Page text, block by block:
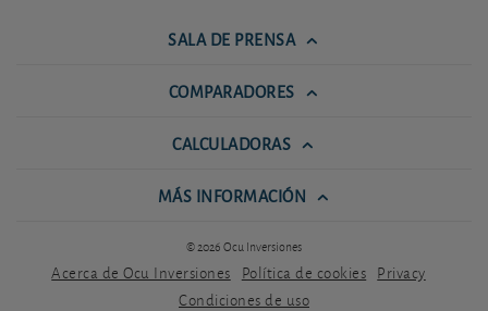
SALA DE PRENSA
COMPARADORES
CALCULADORAS
MÁS INFORMACIÓN
© 2026 Ocu Inversiones
Acerca de Ocu Inversiones Política de cookies Privacy
Condiciones de uso